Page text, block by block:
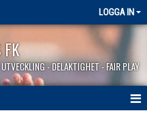
LOGGA IN
FK
- DELAKTIGHET - FAIR PLAY